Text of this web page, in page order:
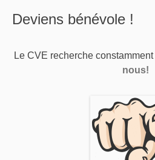
Deviens bénévole !
Le CVE recherche
nous!